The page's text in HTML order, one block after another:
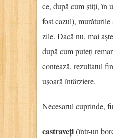
ce, după cum știți, în
fost cazul),
zile. Dacă nu, mai
după cum puteți
contează, rezultatul
ușoară întârziere.
Necesarul cuprinde,
castraveți(într-un